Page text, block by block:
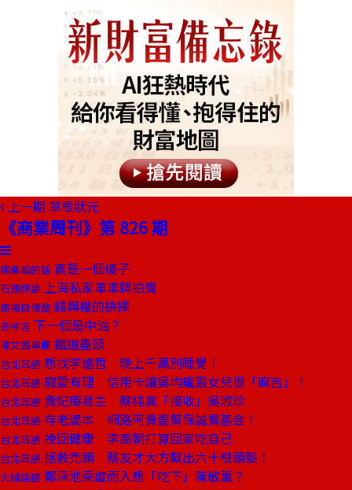
上一期 草根狀元
《商業周刊》第 826 期
總編輯的話 真是一個傻子
石頭評論 上海私家車車牌拍賣
商場自慢塾 錢與權的抉擇
去梯言 下一個是中油？
陳文茜專欄 鐵道盡頭
台北耳語 想找李遠哲 晚上千萬別睡覺！
台北耳語 寵愛有理 信用卡讓吳均龐跟女兒很「麻吉」！
台北耳語 貴妃庵易主 蔡純真「接收」吳淑珍
台北耳語 存老婆本 網路阿貴要幫保誠賣基金！
台北耳語 挽回健康 李高朝打算回家吃自己
台北耳語 拯救禿頭 蔡友才大方獻出六十根頭髮！
火線話題 鄭深池乘虛而入想「吃下」陳敏薰？